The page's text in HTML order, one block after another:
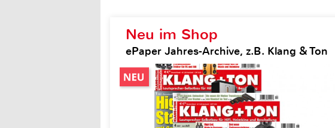
Neu im Shop
ePaper Jahres-Archive, z.B. Klang & Ton